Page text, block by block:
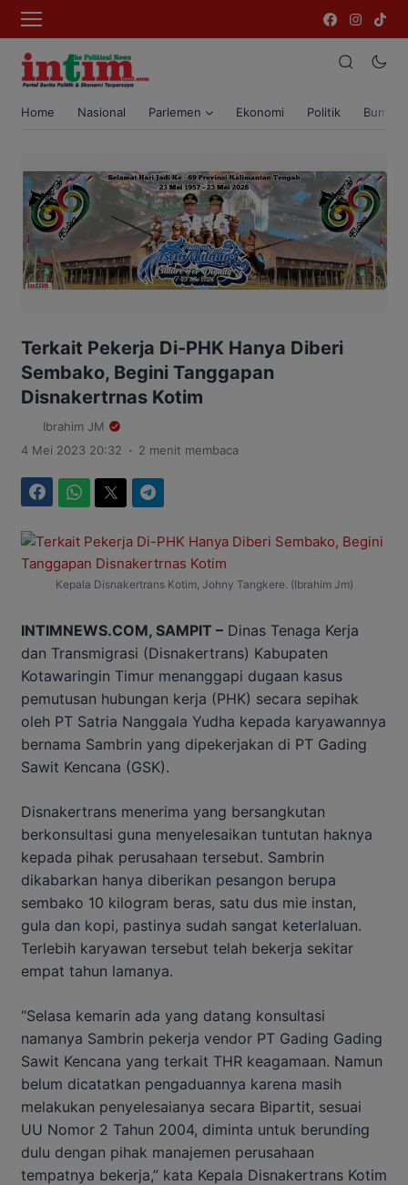
Home Nasional Parlemen Ekonomi Politik Bumi
Terkait Pekerja Di-PHK Hanya Diberi
Sembako, Begini Tanggapan
Disnakertrnas Kotim
Ibrahim JM
4 Mei 2023 20:32 . 2 menit membaca
Kepala Disnakertrans Kotim, Johny Tangkere. (Ibrahim Jm)
INTIMNEWS.COM, SAMPIT – Dinas Tenaga Kerja
dan Transmigrasi (Disnakertrans) Kabupaten
Kotawaringin Timur menanggapi dugaan kasus
pemutusan hubungan kerja (PHK) secara sepihak
oleh PT Satria Nanggala Yudha kepada karyawannya
bernama Sambrin yang dipekerjakan di PT Gading
Sawit Kencana (GSK).
Disnakertrans menerima yang bersangkutan
berkonsultasi guna menyelesaikan tuntutan haknya
kepada pihak perusahaan tersebut. Sambrin
dikabarkan hanya diberikan pesangon berupa
sembako 10 kilogram beras, satu dus mie instan,
gula dan kopi, pastinya sudah sangat keterlaluan.
Terlebih karyawan tersebut telah bekerja sekitar
empat tahun lamanya.
“Selasa kemarin ada yang datang konsultasi
namanya Sambrin pekerja vendor PT Gading Gading
Sawit Kencana yang terkait THR keagamaan. Namun
belum dicatatkan pengaduannya karena masih
melakukan penyelesaianya secara Bipartit, sesuai
UU Nomor 2 Tahun 2004, diminta untuk berunding
dulu dengan pihak manajemen perusahaan
tempatnya bekerja,” kata Kepala Disnakertrans Kotim